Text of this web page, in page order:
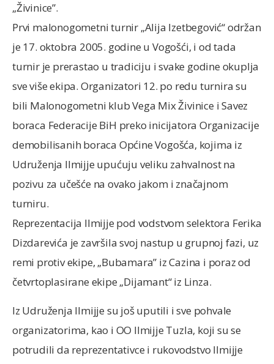
„Živinice”.
Prvi malonogometni turnir „Alija Izetbegović“ održan
je 17. oktobra 2005. godine u Vogošći, i od tada
turnir je prerastao u tradiciju i svake godine okuplja
sve više ekipa. Organizatori 12. po redu turnira su
bili Malonogometni klub Vega Mix Živinice i Savez
boraca Federacije BiH preko inicijatora Organizacije
demobilisanih boraca Općine Vogošća, kojima iz
Udruženja Ilmijje upućuju veliku zahvalnost na
pozivu za učešće na ovako jakom i značajnom
turniru.
Reprezentacija Ilmijje pod vodstvom selektora Ferika
Dizdarevića je završila svoj nastup u grupnoj fazi, uz
remi protiv ekipe, „Bubamara” iz Cazina i poraz od
četvrtoplasirane ekipe „Dijamant“ iz Linza.
Iz Udruženja Ilmijje su još uputili i sve pohvale
organizatorima, kao i OO Ilmijje Tuzla, koji su se
potrudili da reprezentativce i rukovodstvo Ilmijje